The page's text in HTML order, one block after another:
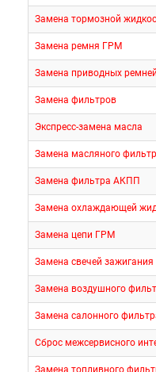
многорычажки
– дисковые
качестве опций
круиз-контроль,
аудиосистему,
сидений.
ДВС: 1.6,
л.с.)
КПП:
ступеней)
Привод:
Разгон до
Замена тормозной
Замена ремня ГРМ
Замена приводных ремней
Замена фильтров
Экспресс-замена масла
Замена масляного
Замена фильтра АКПП
Замена охлаждающей
Замена цепи ГРМ
Замена свечей зажигания
Замена воздушного
Замена салонного
Сброс межсервисного
Замена топливного